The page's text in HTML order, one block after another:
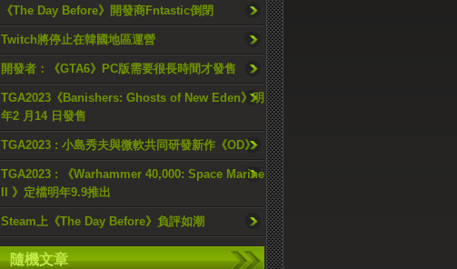
《The Day Before》開發商Fntastic倒閉
Twitch將停止在韓國地區運營
開發者：《GTA6》PC版需要很長時間才發售
TGA2023《Banishers: Ghosts of New Eden》明
年2 月14 日發售
TGA2023 : 小島秀夫與微軟共同研發新作《OD》
TGA2023 : 《Warhammer 40,000: Space Marine
II 》定檔明年9.9推出
Steam上《The Day Before》負評如潮
隨機文章